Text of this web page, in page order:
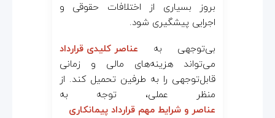
بروز بسیاری از اختلافات حقوقی و
اجرایی پیشگیری شود.
بی‌توجهی به عناصر کلیدی قرارداد
می‌تواند هزینه‌های مالی و زمانی
قابل‌توجهی را به طرفین تحمیل کند. از
منظر عملی، توجه به
عناصر و شرایط مهم قرارداد پیمانکاری